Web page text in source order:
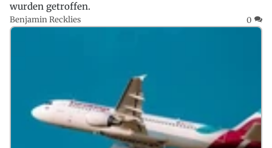
wurden getroffen.
Benjamin Recklies 0